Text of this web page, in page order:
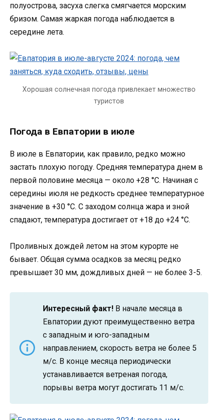
полуострова, засуха слегка смягчается морским
бризом. Самая жаркая погода наблюдается в
середине лета.
Хорошая солнечная погода привлекает множество
туристов
Погода в Евпатории в июле
В июле в Евпатории, как правило, редко можно
застать плохую погоду. Средняя температура днем в
первой половине месяца — около +28 °C. Начиная с
середины июля не редкость среднее температурное
значение в +30 °C. С заходом солнца жара и зной
спадают, температура достигает от +18 до +24 °C.
Проливных дождей летом на этом курорте не
бывает. Общая сумма осадков за месяц редко
превышает 30 мм, дождливых дней — не более 3-5.
Интересный факт! В начале месяца в
Евпатории дуют преимущественно ветра
с западным и юго-западным
направлением, скорость ветра не более 5
м/с. В конце месяца периодически
устанавливается ветреная погода,
порывы ветра могут достигать 11 м/с.